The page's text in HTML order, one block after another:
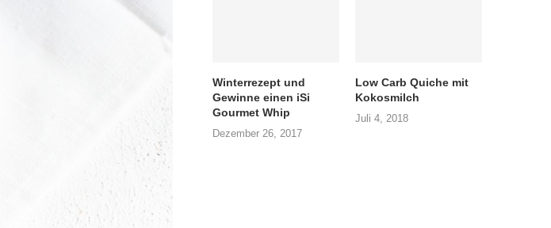
Winterrezept und
Gewinne einen iSi
Gourmet Whip
Dezember 26, 2017
Low Carb Quiche mit
Kokosmilch
Juli 4, 2018